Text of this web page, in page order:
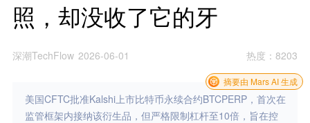
照，却没收了它的牙
深潮TechFlow 2026-06-01 热度 ：8203
美国CFTC批准Kalshi上市比特币永续合约BTCPERP，首次在
监管框架内接纳该衍生品，但严格限制杠杆至10倍，旨在控
摘要由 Mars AI 生成